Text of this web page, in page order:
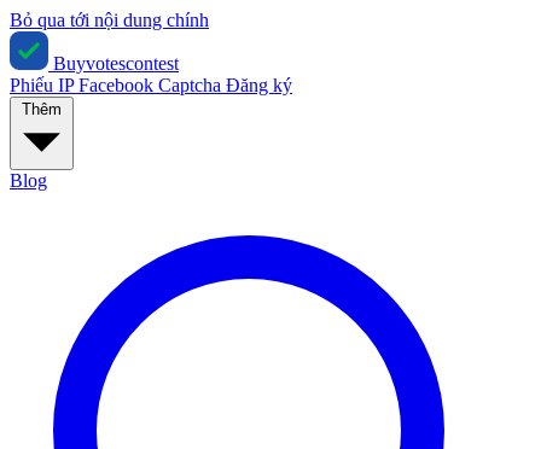
Bỏ qua tới nội dung chính
Buyvotescontest
Phiếu IPFacebook Captcha Đăng ký
Blog